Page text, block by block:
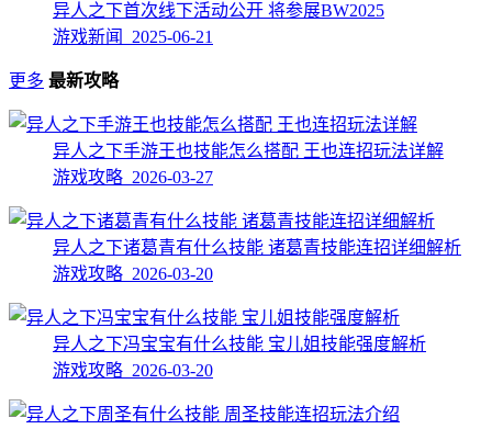
异人之下首次线下活动公开 将参展BW2025
游戏新闻 2025-06-21
更多 最新攻略
异人之下手游王也技能怎么搭配 王也连招玩法详解
游戏攻略 2026-03-27
异人之下诸葛青有什么技能 诸葛青技能连招详细解析
游戏攻略 2026-03-20
异人之下冯宝宝有什么技能 宝儿姐技能强度解析
游戏攻略 2026-03-20